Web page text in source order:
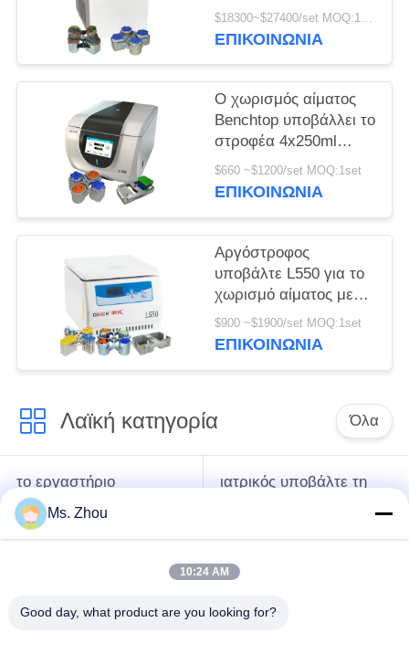
Vacutainers σε
φυγοκέντρωση
$18300~$27400/set MOQ:1set
ΕΠΙΚΟΙΝΩΝΊΑ
Ο χωρισμός αίματος
Benchtop υποβάλλει το
στροφέα 4x250ml
100ml ταλάντευσης για
τη βιομηχανική σε
$660 ~$1200/set MOQ:1set
ΕΠΙΚΟΙΝΩΝΊΑ
Αργόστροφος
υποβάλτε L550 για το
χωρισμό αίματος με
τους στροφείς
ταλάντευσης σε
$900 ~$1900/set MOQ:1set
ΕΠΙΚΟΙΝΩΝΊΑ
Λαϊκή κατηγορία Όλα
το εργαστήριο
υποβάλλει τη μηχανή
σε φυγοκέντρωση
ιατρικός υποβάλτε τη
σε φυγοκέντρωση
κατεψυγμένος
σε φυγοκέντρωση
Ms. Zhou
10:24 AM
Good day, what product are you looking for?